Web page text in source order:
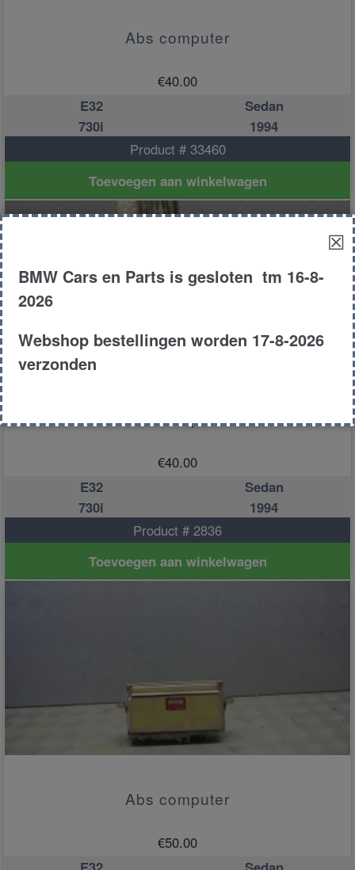
Abs computer
€40.00
E32
Sedan
730i
1994
Product # 33460
Toevoegen aan winkelwagen
Abs computer
€40.00
E32
Sedan
730i
1994
Product # 2836
Toevoegen aan winkelwagen
Abs computer
€50.00
☒
BMW Cars en Parts is gesloten tm 16-8-
2026
Webshop bestellingen worden 17-8-2026
verzonden